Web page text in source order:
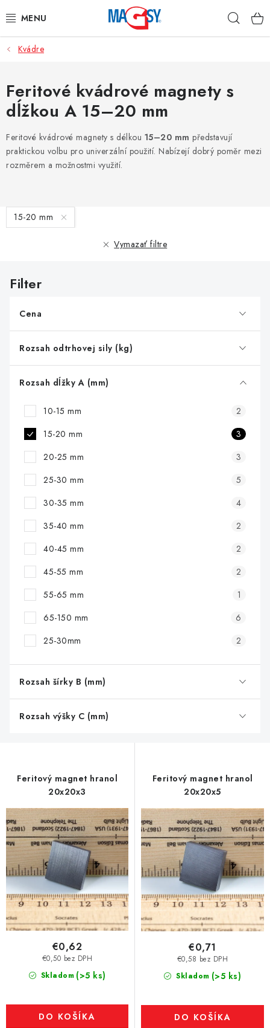
na
HLAVNÉ KATEGÓRIE
MAGNETICKÉ POMÔCKY
PRIEMYSELNÉ MAGNETY
OSTATNÉ MAGNETY
O nás Obchodné podmienky
Kontakt
Odstúpenie od zmluvy
Kvádre
Feritové kvádrové magnety s
dĺžkou A 15–20 mm
Feritové kvádrové magnety s délkou 15–20 mm představují
praktickou volbu pro univerzální použití. Nabízejí dobrý poměr mezi
rozměrem a možnostmi využití.
V
ý
s
o
u
15-20 mm
Vymazať filtre
Cena
Rozsah odtrhovej sily (kg)
Rozsah dĺžky A (mm)
10-15 mm
2
15-20 mm
3
20-25 mm
3
25-30 mm
5
30-35 mm
4
35-40 mm
2
40-45 mm
2
45-55 mm
2
55-65 mm
1
65-150 mm
6
25-30mm
2
Rozsah šírky B (mm)
Rozsah výšky C (mm)
Feritový magnet hranol
20x20x3
Skladom (>5 ks)
€0,50 bez DPH
€0,62
DO KOŠÍKA
Feritový magnet hranol
20x20x5
Skladom (>5 ks)
€0,58 bez DPH
€0,71
DO KOŠÍKA